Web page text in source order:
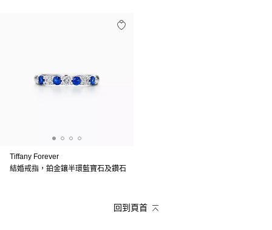
Tiffany Forever
結婚戒指，鉑金鑲半環藍寶石及鑽石
回到頁首